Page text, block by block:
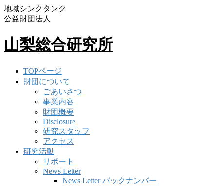
地域シンクタンク
公益財団法人
山梨総合研究所
TOPページ
財団について
ごあいさつ
事業内容
財団概要
Disclosure
研究スタッフ
アクセス
研究活動
リポート
News Letter
News Letter バックナンバー